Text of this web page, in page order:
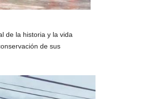
de la historia y la vida
de sus